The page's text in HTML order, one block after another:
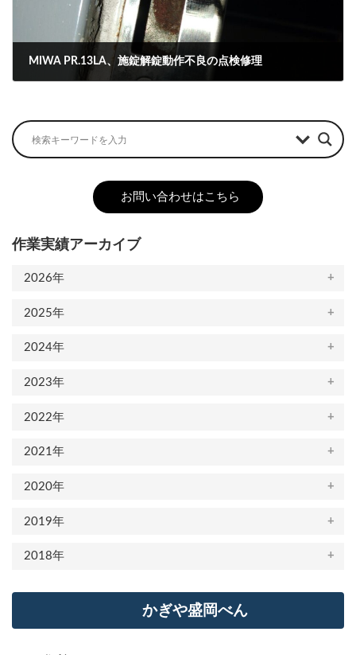
MIWA PR.13LA、施錠解錠動作不良の点検修理
お問い合わせはこちら
作業実績アーカイブ
2026年
2025年
2024年
2023年
2022年
2021年
2020年
2019年
2018年
かぎや盛岡べん